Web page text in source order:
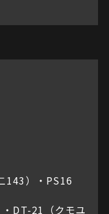
143）・PS16
DT-21（クモユ